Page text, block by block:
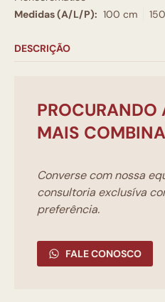
Medidas (A/L/P): 100 cm
DESCRIÇÃO
PROCURANDO
MAIS
Converse com nossa
consultoria exclusíva
preferência.
FALE CONOSCO